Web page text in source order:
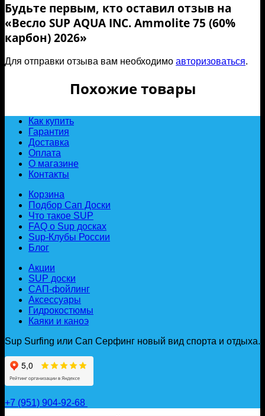
Будьте первым, кто оставил отзыв на
«Весло SUP AQUA INC. Ammolite 75 (60%
карбон) 2026»
Для отправки отзыва вам необходимо авторизоваться.
Похожие товары
Как купить
Гарантия
Доставка
Оплата
О магазине
Контакты
Корзина
Подбор Сап Доски
Что такое SUP
FAQ о Sup досках
Sup-Клубы России
Блог
Акции
SUP доски
САП-фойлинг
Аксессуары
Гидрокостюмы
Каяки и каноэ
Sup Surfing или Сап Серфинг новый вид спорта и отдыха.
+7 (951) 904-92-68